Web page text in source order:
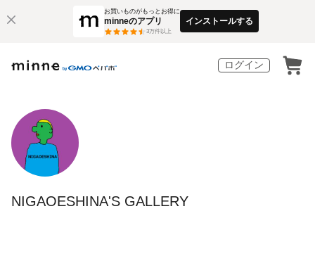
お買いものがもっとお得に
minneのアプリ
3万件以上
インストールする
ログイン
NIGAOESHINA'S GALLERY